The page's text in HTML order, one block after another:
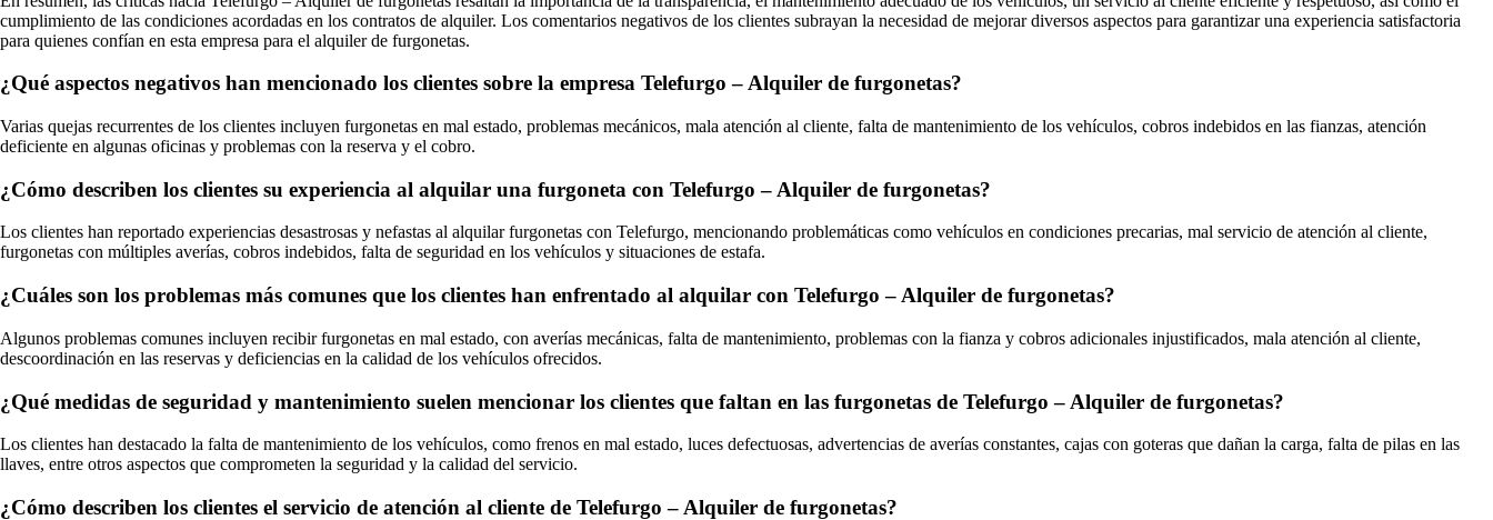
cumplimiento de las condiciones acordadas en los contratos de alquiler. Los comentarios negativos de los clientes subrayan la necesidad de mejorar diversos aspectos para garantizar una experiencia satisfactoria
para quienes confían en esta empresa para el alquiler de furgonetas.
¿Qué aspectos negativos han mencionado los clientes sobre la empresa Telefurgo – Alquiler de furgonetas?
Varias quejas recurrentes de los clientes incluyen furgonetas en mal estado, problemas mecánicos, mala atención al cliente, falta de mantenimiento de los vehículos, cobros indebidos en las fianzas, atención
deficiente en algunas oficinas y problemas con la reserva y el cobro.
¿Cómo describen los clientes su experiencia al alquilar una furgoneta con Telefurgo – Alquiler de furgonetas?
Los clientes han reportado experiencias desastrosas y nefastas al alquilar furgonetas con Telefurgo, mencionando problemáticas como vehículos en condiciones precarias, mal servicio de atención al cliente,
furgonetas con múltiples averías, cobros indebidos, falta de seguridad en los vehículos y situaciones de estafa.
¿Cuáles son los problemas más comunes que los clientes han enfrentado al alquilar con Telefurgo – Alquiler de furgonetas?
Algunos problemas comunes incluyen recibir furgonetas en mal estado, con averías mecánicas, falta de mantenimiento, problemas con la fianza y cobros adicionales injustificados, mala atención al cliente,
descoordinación en las reservas y deficiencias en la calidad de los vehículos ofrecidos.
¿Qué medidas de seguridad y mantenimiento suelen mencionar los clientes que faltan en las furgonetas de Telefurgo – Alquiler de furgonetas?
Los clientes han destacado la falta de mantenimiento de los vehículos, como frenos en mal estado, luces defectuosas, advertencias de averías constantes, cajas con goteras que dañan la carga, falta de pilas en las
llaves, entre otros aspectos que comprometen la seguridad y la calidad del servicio.
¿Cómo describen los clientes el servicio de atención al cliente de Telefurgo – Alquiler de furgonetas?